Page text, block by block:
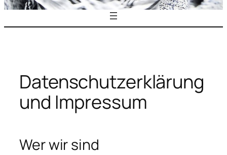
Datenschutzerklärung
und Impressum
Wer wir sind